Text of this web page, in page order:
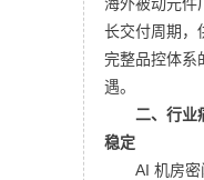
长交付周期，
完整品控体系
遇。
二、行业
稳定
AI 机房